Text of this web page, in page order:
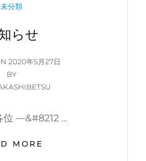
CATEGORIES
未分類
らせ
POSTED
ON
2020年5月27日
BY
位 —&#8212 …
MORE